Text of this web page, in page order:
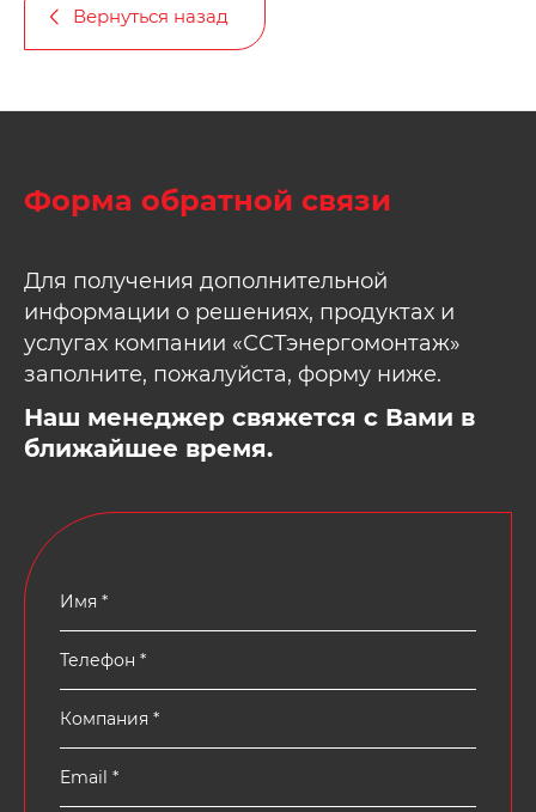
Вернуться назад
Форма обратной связи
Для получения дополнительной
информации о решениях, продуктах и
услугах компании «ССТэнергомонтаж»
заполните, пожалуйста, форму ниже.
Наш менеджер свяжется с Вами в
ближайшее время.